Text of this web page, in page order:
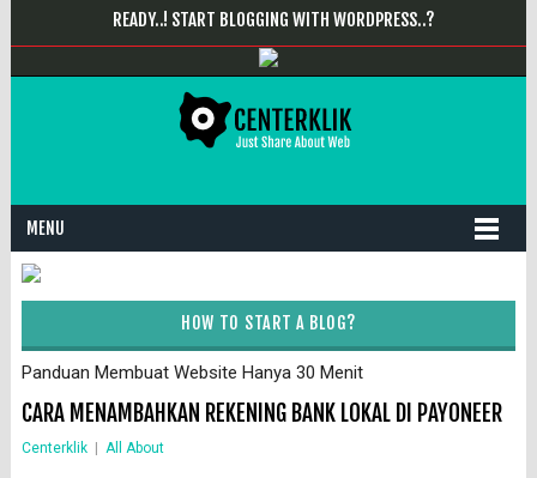
READY..! START BLOGGING WITH WORDPRESS..?
MENU
HOW TO START A BLOG?
Panduan Membuat Website Hanya 30 Menit
CARA MENAMBAHKAN REKENING BANK LOKAL DI PAYONEER
Centerklik All About